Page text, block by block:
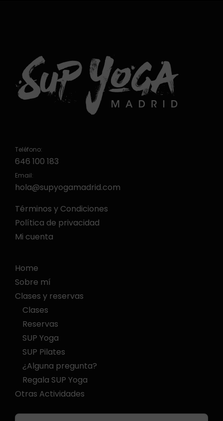
Teléfono:
646 100 183
Email:
hola@supyogamadrid.com
Términos y Condiciones
Política de privacidad
Mi cuenta
Home
Sobre mí
Clases y reservas
Clases
Reservas
SUP Yoga
SUP Pilates
¿Alguna pregunta?
Regala SUP Yoga
Otras Actividades